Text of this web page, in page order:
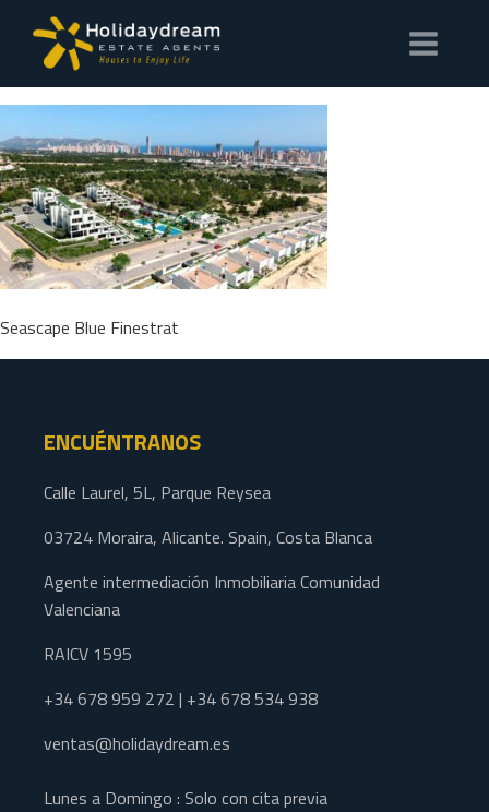
Seascape Blue Finestrat
ENCUÉNTRANOS
Calle Laurel, 5L, Parque Reysea
03724 Moraira, Alicante. Spain, Costa Blanca
Agente intermediación Inmobiliaria Comunidad
Valenciana
RAICV 1595
+34 678 959 272 | +34 678 534 938
ventas@holidaydream.es
Lunes a Domingo : Solo con cita previa